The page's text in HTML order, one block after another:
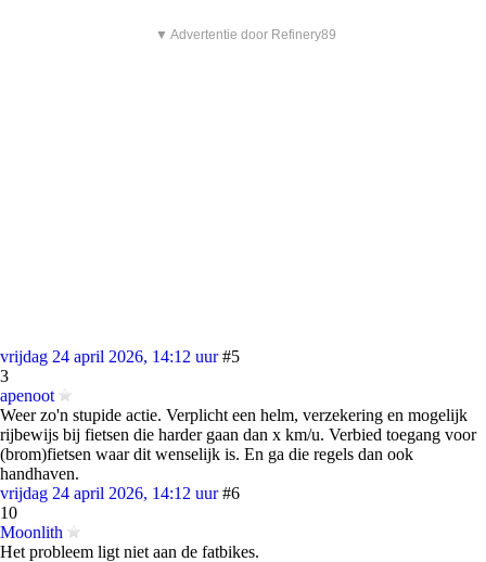
▼ Advertentie door Refinery89
vrijdag 24 april 2026, 14:12 uur #5
3
apenoot
Weer zo'n stupide actie. Verplicht een helm, verzekering en mogelijk
rijbewijs bij fietsen die harder gaan dan x km/u. Verbied toegang voor
(brom)fietsen waar dit wenselijk is. En ga die regels dan ook
handhaven.
vrijdag 24 april 2026, 14:12 uur #6
10
Moonlith
Het probleem ligt niet aan de fatbikes.